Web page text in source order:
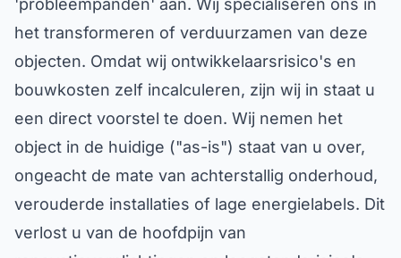
het transformeren of verduurzamen van deze
bouwkosten zelf incalculeren, zijn wij in staat u
een direct voorstel te doen. Wij nemen het
object in de huidige ("as-is") staat van u over,
ongeacht de mate van achterstallig onderhoud,
verouderde installaties of lage energielabels. Dit
verlost u van de hoofdpijn van
renovatieverplichtingen en leegstandsrisico's.